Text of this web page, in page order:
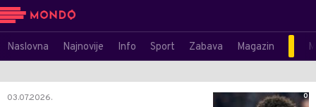
Naslovna Najnovije Info Sport Zabava Magazin
03.07.2026. 0